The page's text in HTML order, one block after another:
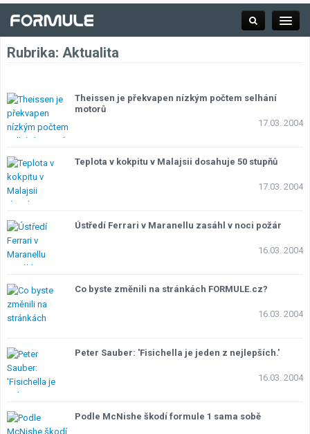
Týmy a jezdci F1
Okruhy F1
Rubrika: Aktualita
Theissen je překvapen nízkým počtem selhání
motorů
17.03. 2004
Teplota v kokpitu v Malajsii dosahuje 50 stupňů
17.03. 2004
Ústředí Ferrari v Maranellu zasáhl v noci požár
16.03. 2004
Co byste změnili na stránkách FORMULE.cz?
16.03. 2004
Peter Sauber: 'Fisichella je jeden z nejlepších.'
16.03. 2004
Podle McNishe škodí formule 1 sama sobě